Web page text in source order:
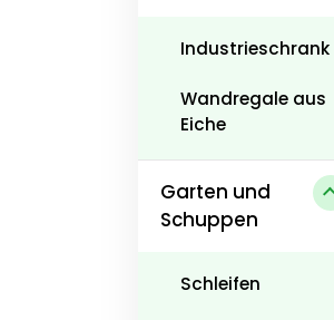
Industrieschrank
Wandregale aus
Eiche
Garten und
Schuppen
Schleifen